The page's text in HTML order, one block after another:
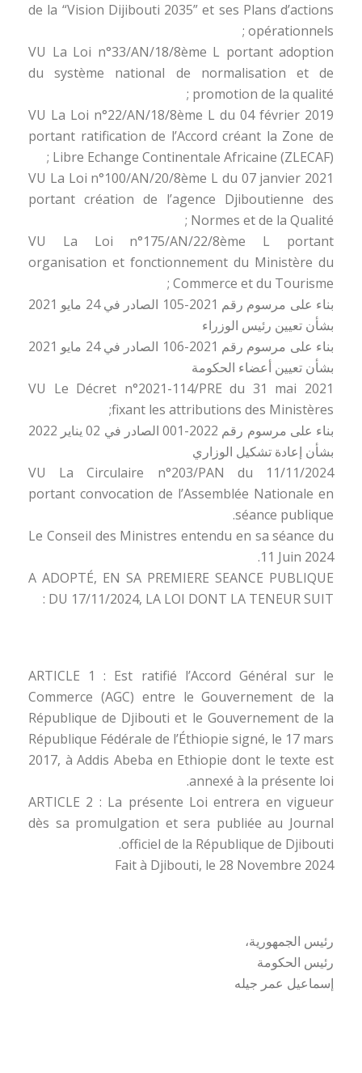
de la “Vision Dijibouti 2035” et ses Plans d’actions
opérationnels ;
VU La Loi n°33/AN/18/8ème L portant adoption
du système national de normalisation et de
promotion de la qualité ;
VU La Loi n°22/AN/18/8ème L du 04 février 2019
portant ratification de l’Accord créant la Zone de
Libre Echange Continentale Africaine (ZLECAF) ;
VU La Loi n°100/AN/20/8ème L du 07 janvier 2021
portant création de l’agence Djiboutienne des
Normes et de la Qualité ;
VU La Loi n°175/AN/22/8ème L portant
organisation et fonctionnement du Ministère du
Commerce et du Tourisme ;
بناء على مرسوم رقم 2021-105 الصادر في 24 مايو 2021
بشأن تعيين رئيس الوزراء
بناء على مرسوم رقم 2021-106 الصادر في 24 مايو 2021
بشأن تعيين أعضاء الحكومة
VU Le Décret n°2021-114/PRE du 31 mai 2021
fixant les attributions des Ministères;
بناء على مرسوم رقم 2022-001 الصادر في 02 يناير 2022
بشأن إعادة تشكيل الوزاري
VU La Circulaire n°203/PAN du 11/11/2024
portant convocation de l’Assemblée Nationale en
séance publique.
Le Conseil des Ministres entendu en sa séance du
11 Juin 2024.
A ADOPTÉ, EN SA PREMIERE SEANCE PUBLIQUE
DU 17/11/2024, LA LOI DONT LA TENEUR SUIT :
ARTICLE 1 : Est ratifié l’Accord Général sur le
Commerce (AGC) entre le Gouvernement de la
République de Djibouti et le Gouvernement de la
République Fédérale de l’Éthiopie signé, le 17 mars
2017, à Addis Abeba en Ethiopie dont le texte est
annexé à la présente loi.
ARTICLE 2 : La présente Loi entrera en vigueur
dès sa promulgation et sera publiée au Journal
officiel de la République de Djibouti.
Fait à Djibouti, le 28 Novembre 2024
رئيس الجمهورية،
رئيس الحكومة
إسماعيل عمر جيله